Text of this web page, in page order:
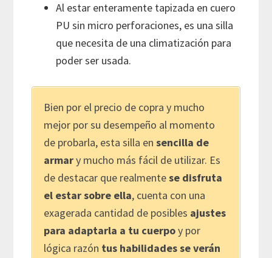
Al estar enteramente tapizada en cuero
PU sin micro perforaciones, es una silla
que necesita de una climatización para
poder ser usada.
Bien por el precio de copra y mucho
mejor por su desempeño al momento
de probarla, esta silla ensencilla de
armary mucho más fácil de utilizar. Es
de destacar que realmentese disfruta
el estar sobre ella, cuenta con una
exagerada cantidad de posibles ajustes
para adaptarla a tu cuerpoy por
lógica razón tus habilidades se verán